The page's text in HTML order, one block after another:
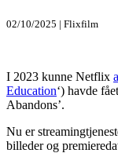
02/10/2025 | Flixfilm
I 2023 kunne Netflix
Education‘) havde
Abandons’.
Nu er
billeder og